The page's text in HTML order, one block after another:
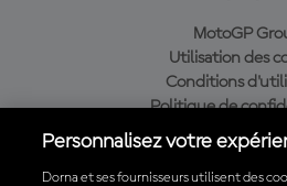
MotoGP
Utilisation des
Conditions
Politique de
Politique
Personnalisez votre
Dorna et ses fournisseurs utilisent des